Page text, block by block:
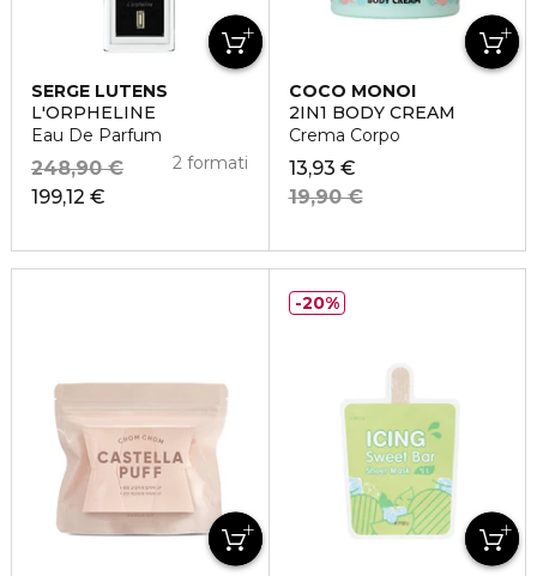
SERGE LUTENS
L'ORPHELINE
Eau De Parfum
199,12 €
248,90 € 2 formati
COCO MONOI
2IN1 BODY CREAM
Crema Corpo
13,93 €
19,90 €
20%